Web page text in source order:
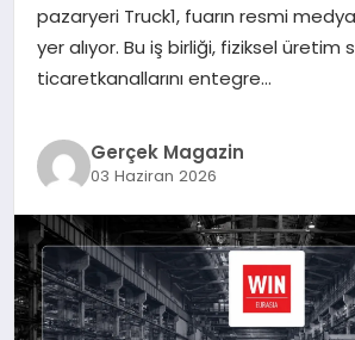
pazaryeri Truck1, fuarın resmi
yer alıyor. Bu iş birliği, fiziksel üretim
ticaretkanallarını entegre…
Gerçek Magazin
03 Haziran 2026